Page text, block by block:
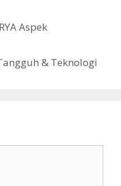
Aspek
& Teknologi